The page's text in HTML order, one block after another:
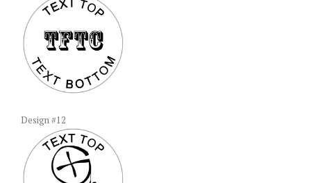
Design #12